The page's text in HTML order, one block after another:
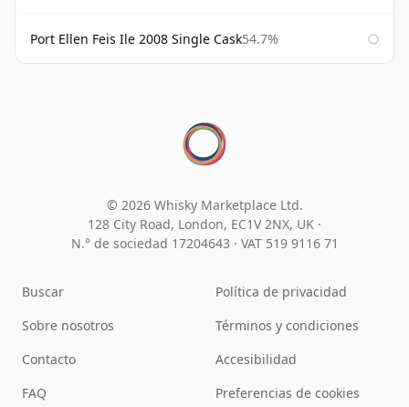
Port Ellen Feis Ile 2008 Single Cask54.7%
© 2026 Whisky Marketplace Ltd.
128 City Road, London, EC1V 2NX, UK ·
N.° de sociedad 17204643 · VAT 519 9116 71
Buscar
Sobre nosotros
Contacto
FAQ
Política de privacidad
Términos y condiciones
Accesibilidad
Preferencias de cookies